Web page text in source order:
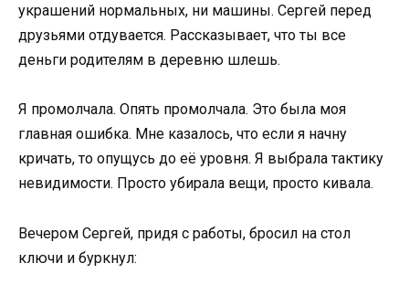
украшений нормальных, ни машины. Сергей перед
друзьями отдувается. Рассказывает, что ты все
деньги родителям в деревню шлешь.
Я промолчала. Опять промолчала. Это была моя
главная ошибка. Мне казалось, что если я начну
кричать, то опущусь до её уровня. Я выбрала тактику
невидимости. Просто убирала вещи, просто кивала.
Вечером Сергей, придя с работы, бросил на стол
ключи и буркнул: